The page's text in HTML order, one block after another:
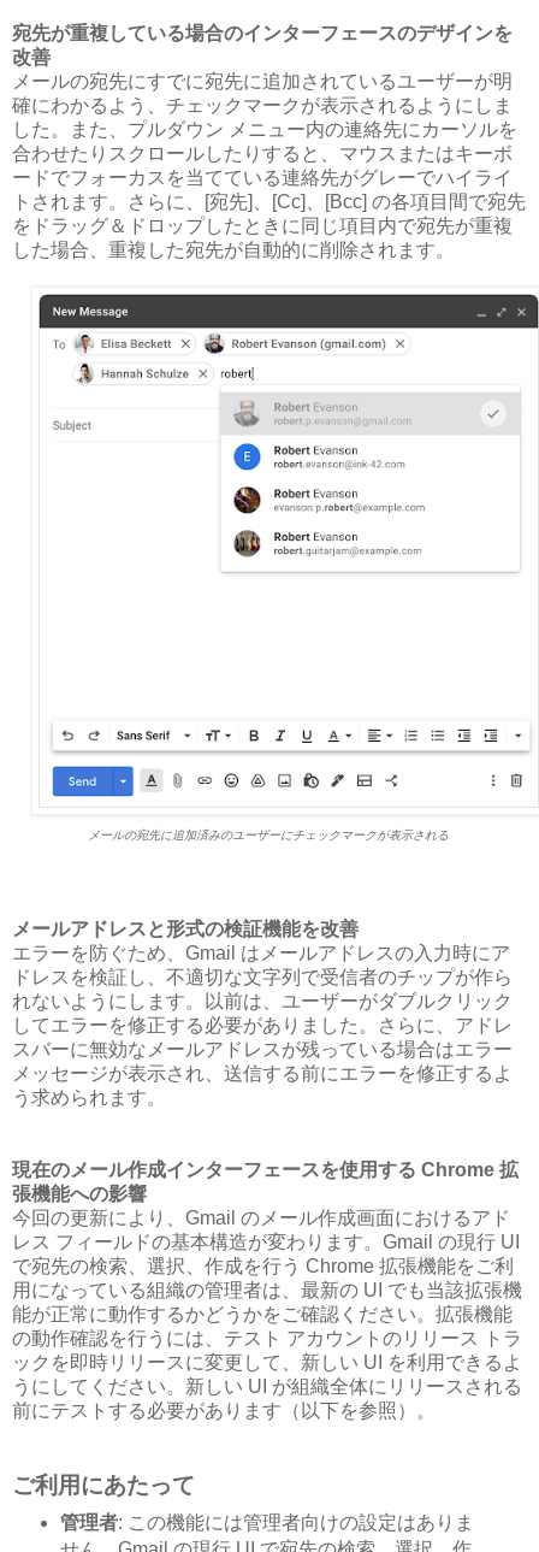
宛先が重複している場合のインターフェースのデザインを
改善
メールの宛先にすでに宛先に追加されているユーザーが明
確にわかるよう、チェックマークが表示されるようにしま
した。また、プルダウン メニュー内の連絡先にカーソルを
合わせたりスクロールしたりすると、マウスまたはキーボ
ードでフォーカスを当てている連絡先がグレーでハイライ
トされます。さらに、[宛先]、[Cc]、[Bcc] の各項目間で宛先
をドラッグ＆ドロップしたときに同じ項目内で宛先が重複
した場合、重複した宛先が自動的に削除されます。
メールの宛先に追加済みのユーザーにチェックマークが表示される
メールアドレスと形式の検証機能を改善
エラーを防ぐため、Gmail はメールアドレスの入力時にア
ドレスを検証し、不適切な文字列で受信者のチップが作ら
れないようにします。以前は、ユーザーがダブルクリック
してエラーを修正する必要がありました。さらに、アドレ
スバーに無効なメールアドレスが残っている場合はエラー
メッセージが表示され、送信する前にエラーを修正するよ
う求められます。
現在のメール作成インターフェースを使用する Chrome 拡
張機能への影響
今回の更新により、Gmail のメール作成画面におけるアド
レス フィールドの基本構造が変わります。Gmail の現行 UI
で宛先の検索、選択、作成を行う Chrome 拡張機能をご利
用になっている組織の管理者は、最新の UI でも当該拡張機
能が正常に動作するかどうかをご確認ください。拡張機能
の動作確認を行うには、テスト アカウントのリリース トラ
ックを即時リリースに変更して、新しい UI を利用できるよ
うにしてください。新しい UI が組織全体にリリースされる
前にテストする必要があります（以下を参照）。
ご利用にあたって
管理者: この機能には管理者向けの設定はありま